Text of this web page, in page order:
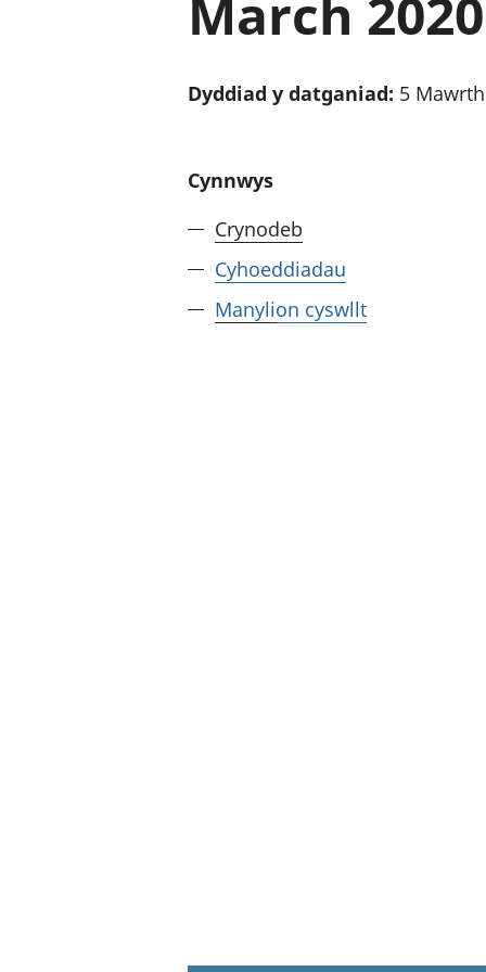
March
Dyddiad y datganiad: 5
Cynnwys
Crynodeb
Cyhoeddiadau
Manylion cyswllt